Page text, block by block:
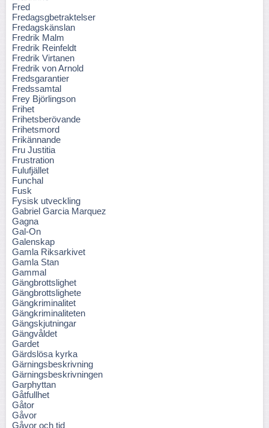
Fred
Fredagsgbetraktelser
Fredagskänslan
Fredrik Malm
Fredrik Reinfeldt
Fredrik Virtanen
Fredrik von Arnold
Fredsgarantier
Fredssamtal
Frey Björlingson
Frihet
Frihetsberövande
Frihetsmord
Frikännande
Fru Justitia
Frustration
Fulufjället
Funchal
Fusk
Fysisk utveckling
Gabriel Garcia Marquez
Gagna
Gal-On
Galenskap
Gamla Riksarkivet
Gamla Stan
Gammal
Gängbrottslighet
Gängbrottslighete
Gängkriminalitet
Gängkriminaliteten
Gängskjutningar
Gängvåldet
Gardet
Gärdslösa kyrka
Gärningsbeskrivning
Gärningsbeskrivningen
Garphyttan
Gåtfullhet
Gåtor
Gåvor
Gåvor och tid